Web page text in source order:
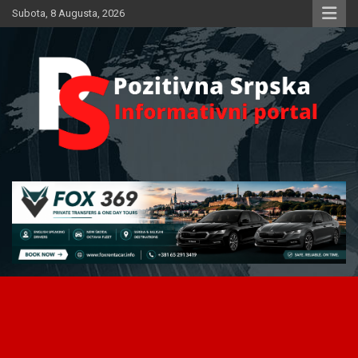
Skip
to
Subota, 8 Augusta, 2026
Pozitivna Srpska